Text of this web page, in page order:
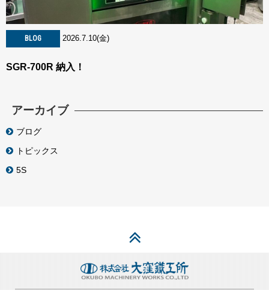
BLOG 2026.7.10(金)
SGR-700R 納入！
アーカイブ
ブログ
トピックス
5S